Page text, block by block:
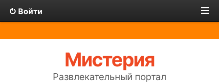
Войти
Мистерия
Развлекательный портал